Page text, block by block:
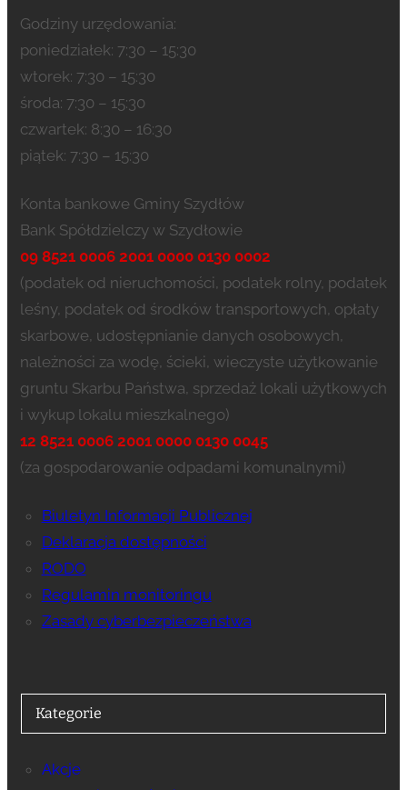
Godziny urzędowania:
poniedziałek: 7:30 – 15:30
wtorek: 7:30 – 15:30
środa: 7:30 – 15:30
czwartek: 8:30 – 16:30
piątek: 7:30 – 15:30
Konta bankowe Gminy Szydłów
Bank Spółdzielczy w Szydłowie
09 8521 0006 2001 0000 0130 0002
(podatek od nieruchomości, podatek rolny, podatek
leśny, podatek od środków transportowych, opłaty
skarbowe, udostępnianie danych osobowych,
należności za wodę, ścieki, wieczyste użytkowanie
gruntu Skarbu Państwa, sprzedaż lokali użytkowych
i wykup lokalu mieszkalnego)
12 8521 0006 2001 0000 0130 0045
(za gospodarowanie odpadami komunalnymi)
Biuletyn Informacji Publicznej
Deklaracja dostępności
RODO
Regulamin monitoringu
Zasady cyberbezpieczeństwa
Kategorie
Akcje